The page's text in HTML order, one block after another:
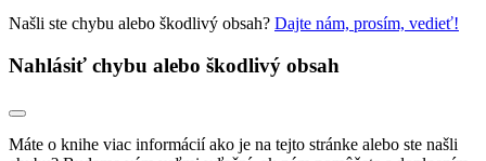
Našli ste chybu alebo škodlivý obsah? Dajte nám, prosím, vedieť!
Nahlásiť chybu alebo škodlivý obsah
Máte o knihe viac informácií ako je na tejto stránke alebo ste našli